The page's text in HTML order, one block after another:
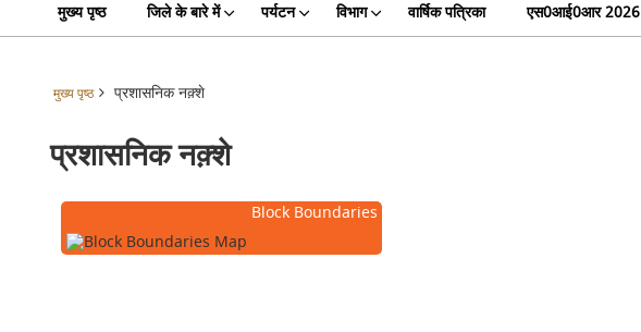
मुख्य पृष्ठ जिले के बारे में पर्यटन विभाग वार्षिक पत्रिका एस0आई0आर 2026
मुख्य पृष्ठ प्रशासनिक नक़्शे
प्रशासनिक नक़्शे
Block Boundaries